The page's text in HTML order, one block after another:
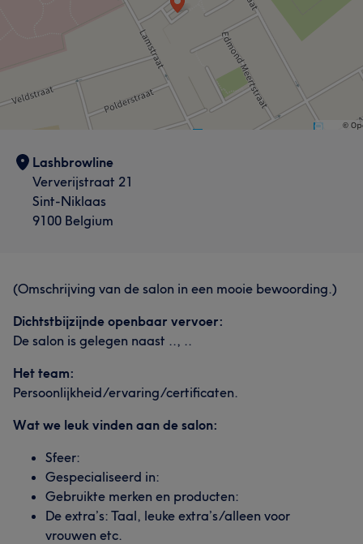
Lashbrowline
Ververijstraat 21
Sint-Niklaas
9100 Belgium
(Omschrijving van de salon in een mooie bewoording.)
Dichtstbijzijnde openbaar vervoer:
De salon is gelegen naast .., ..
Het team:
Persoonlijkheid/ervaring/certificaten.
Wat we leuk vinden aan de salon:
Sfeer:
Gespecialiseerd in:
Gebruikte merken en producten:
De extra’s: Taal, leuke extra’s/alleen voor
vrouwen etc.